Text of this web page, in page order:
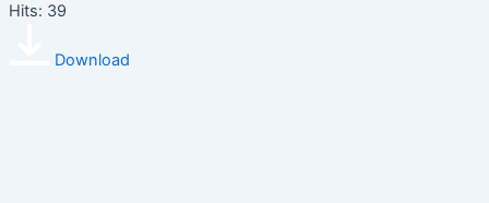
Hits: 39
Download